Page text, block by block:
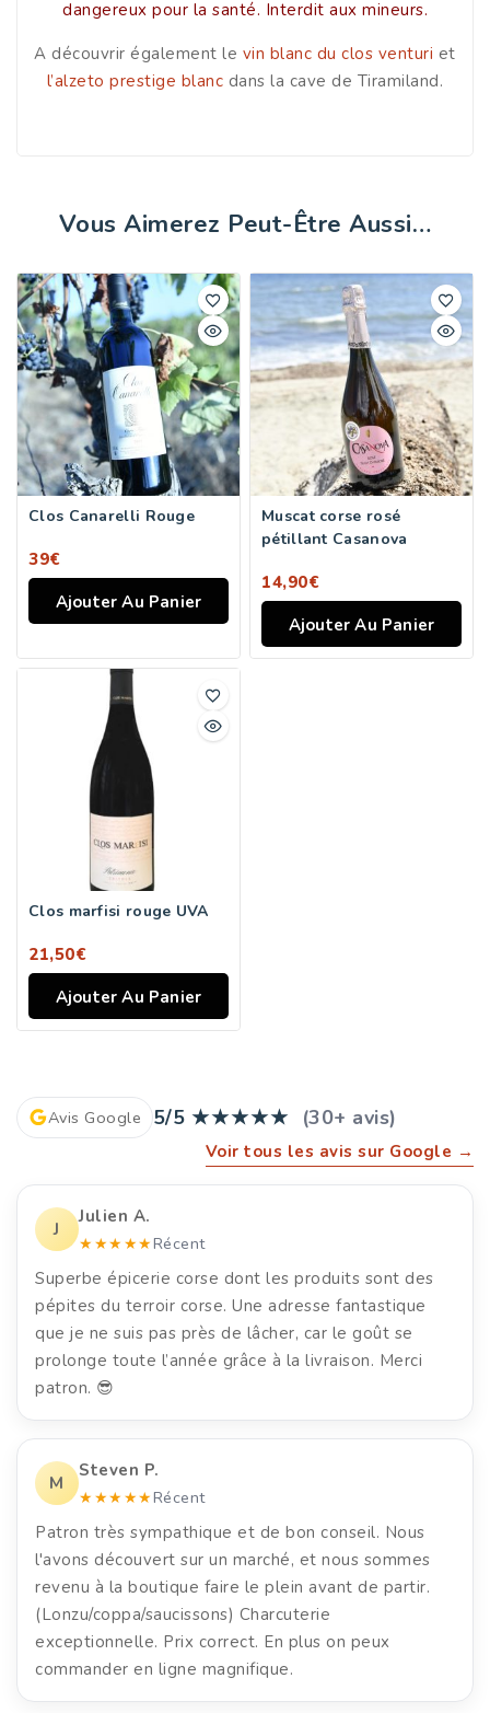
dangereux pour la santé. Interdit aux mineurs.
A découvrir également le vin blanc du clos venturi et
l’alzeto prestige blanc dans la cave de Tiramiland.
Vous Aimerez Peut-Être Aussi…
Clos Canarelli Rouge
39€
Ajouter Au Panier
Muscat corse rosé
pétillant Casanova
14,90€
Ajouter Au Panier
Clos marfisi rouge UVA
21,50€
Ajouter Au Panier
Avis Google 5/5 ★★★★★ (30+ avis)
Voir tous les avis sur Google →
J
Julien A.
★★★★★Récent
Superbe épicerie corse dont les produits sont des
pépites du terroir corse. Une adresse fantastique
que je ne suis pas près de lâcher, car le goût se
prolonge toute l’année grâce à la livraison. Merci
patron. 😎
M
Steven P.
★★★★★Récent
Patron très sympathique et de bon conseil. Nous
l'avons découvert sur un marché, et nous sommes
revenu à la boutique faire le plein avant de partir.
(Lonzu/coppa/saucissons) Charcuterie
exceptionnelle. Prix correct. En plus on peux
commander en ligne magnifique.